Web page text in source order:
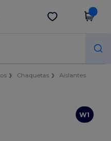
Descargar app
Chaquetas
Aislantes
W1